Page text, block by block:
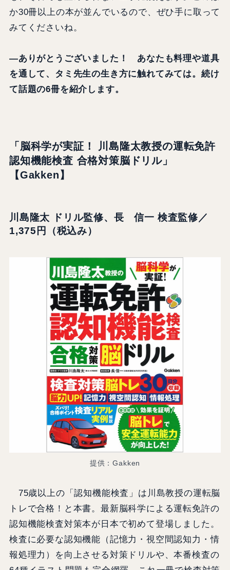
か30冊以上の本が並んでいるので、ぜひ手に取って
みてくださいね。
―ありがとうございました！ あなたも料理や道具
を通して、タミ先生の生き方に触れてみては。続け
て話題の6冊を紹介します。
「脳科学が実証！ 川島隆太教授の運転免許
認知機能検査 合格対策脳ドリル」
【Gakken】
川島隆太 ドリル監修、長 信一 検査監修／
1,375円（税込み）
提供：Gakken
75歳以上の「認知機能検査」は川島教授の運転脳
トレで合格！と本書。最新脳科学による運転免許の
認知機能検査対策本が日本で初めて登場しました。
検査に必要な認知機能（記憶力・視空間認知力・情
報処理力）を向上させる対策ドリルや、本番検査の